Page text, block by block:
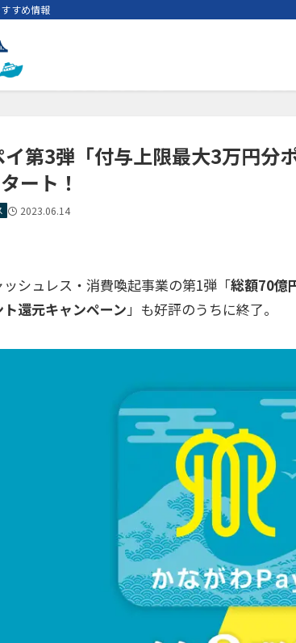
すめ情報
第3弾「付与上限最大3万円分
ート！
2023.06.14
シュレス・消費喚起事業の第1弾「総額70億
還元キャンペーン」も好評のうちに終了。